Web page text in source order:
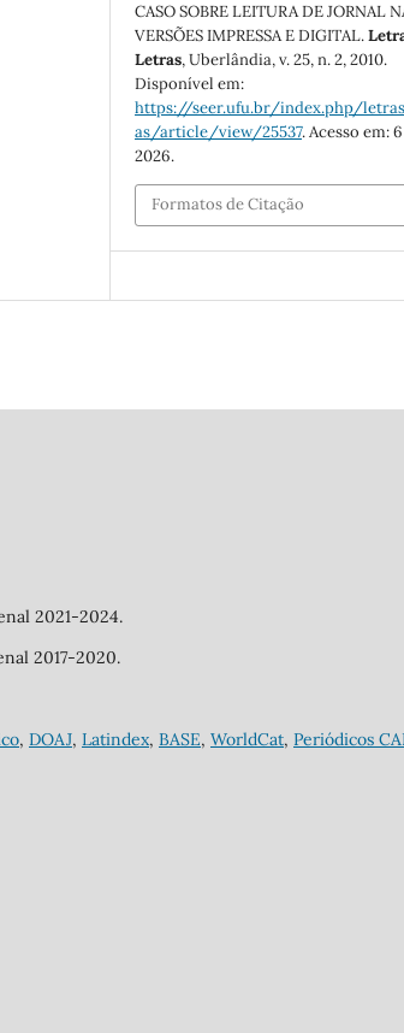
CASO SOBRE LEITURA DE JORNAL
VERSÕES IMPRESSA E DIGITAL.
Letras, Uberlândia, v. 25, n. 2, 2010.
Disponível em:
https://seer.ufu.br/index.php/
as/article/view/25537. Acesso em:
2026.
Formatos de Citação
2021-2024.
2017-2020.
, DOAJ, Latindex, BASE, WorldCat, Periódicos